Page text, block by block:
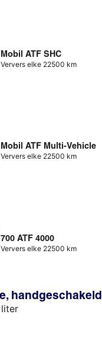
Mobil ATF SHC
Ververs elke 22500 km
Mobil ATF Multi-Vehicle
Ververs elke 22500 km
700 ATF 4000
Ververs elke 22500 km
handgeschakeld
liter